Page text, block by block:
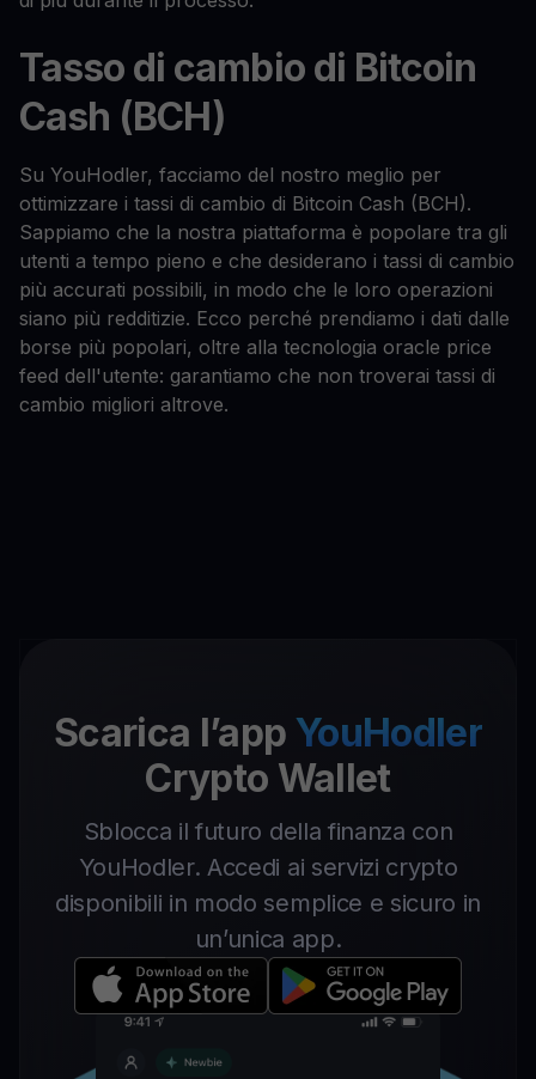
Tasso di cambio di Bitcoin
Cash (BCH)
Su YouHodler, facciamo del nostro meglio per
ottimizzare i tassi di cambio di Bitcoin Cash (BCH).
Sappiamo che la nostra piattaforma è popolare tra gli
utenti a tempo pieno e che desiderano i tassi di cambio
più accurati possibili, in modo che le loro operazioni
siano più redditizie. Ecco perché prendiamo i dati dalle
borse più popolari, oltre alla tecnologia oracle price
feed dell'utente: garantiamo che non troverai tassi di
cambio migliori altrove.
Scarica l’app YouHodler
Crypto Wallet
Sblocca il futuro della finanza con
YouHodler. Accedi ai servizi crypto
disponibili in modo semplice e sicuro in
un’unica app.